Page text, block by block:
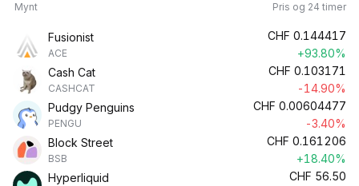
Mynt Pris og 24 timer
Fusionist
ACE
CHF 0.144417
+93.80%
Cash Cat
CASHCAT
CHF 0.103171
-14.90%
Pudgy Penguins
PENGU
CHF 0.00604477
-3.40%
Block Street
BSB
CHF 0.161206
+18.40%
Hyperliquid
CHF 56.50